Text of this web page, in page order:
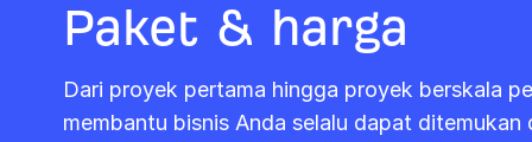
Paket & harga
Dari proyek pertama hingga proyek berskala
membantu bisnis Anda selalu dapat ditemukan